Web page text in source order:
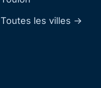
Toutes les villes →